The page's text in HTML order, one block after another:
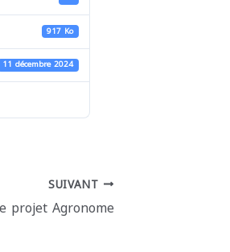
917 Ko
11 décembre 2024
SUIVANT
projet Agronome